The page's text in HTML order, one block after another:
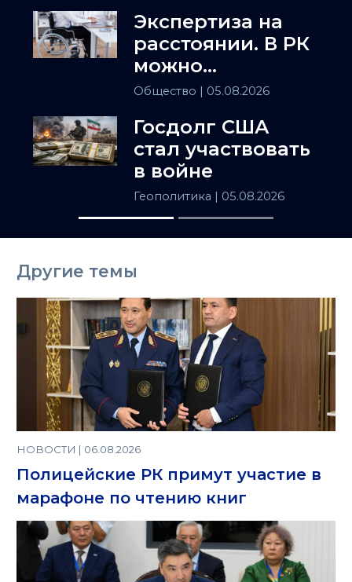
Экспертиза на
расстоянии. В РК
можно
установить
заочно
Общество | 05.08.2026
Госдолг США
стал участвовать
в войне
Геополитика | 05.08.2026
Другие темы
НОВОСТИ | 06.08.2026
Полицейские РК примут участие в
марафоне по чтению книг